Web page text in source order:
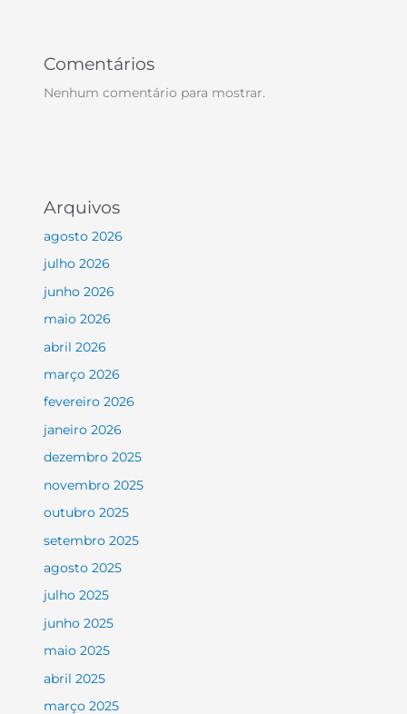
Comentários
Nenhum comentário para mostrar.
Arquivos
agosto 2026
julho 2026
junho 2026
maio 2026
abril 2026
março 2026
fevereiro 2026
janeiro 2026
dezembro 2025
novembro 2025
outubro 2025
setembro 2025
agosto 2025
julho 2025
junho 2025
maio 2025
abril 2025
março 2025